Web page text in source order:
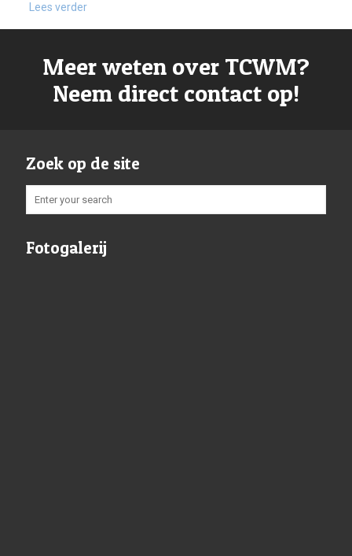
Lees verder
Meer weten over TCWM?
Neem direct contact op!
Zoek op de site
Fotogalerij